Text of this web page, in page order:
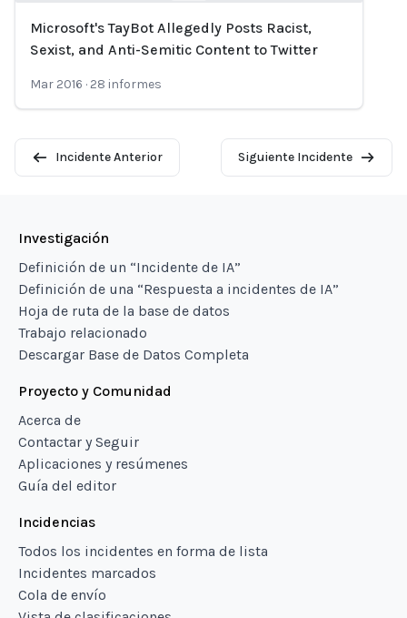
Loading...
Microsoft's TayBot Allegedly Posts Racist,
Sexist, and Anti-Semitic Content to Twitter
Mar 2016 · 28 informes
Incidente Anterior Siguiente Incidente
Investigación
Definición de un “Incidente de IA”
Definición de una “Respuesta a incidentes de IA”
Hoja de ruta de la base de datos
Trabajo relacionado
Descargar Base de Datos Completa
Proyecto y Comunidad
Acerca de
Contactar y Seguir
Aplicaciones y resúmenes
Guía del editor
Incidencias
Todos los incidentes en forma de lista
Incidentes marcados
Cola de envío